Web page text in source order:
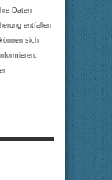
Daten
entfallen
sich